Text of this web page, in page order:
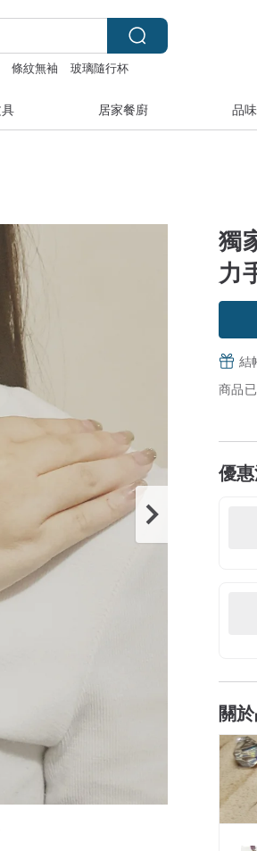
條紋無袖
玻璃隨行杯
居家餐廚 品
獨
力
結
商品
優
關